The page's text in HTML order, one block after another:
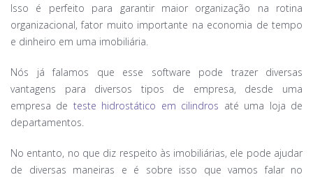
Isso é perfeito para garantir maior organização na rotina
organizacional, fator muito importante na economia de tempo
e dinheiro em uma imobiliária.
Nós já falamos que esse software pode trazer diversas
vantagens para diversos tipos de empresa, desde uma
empresa de teste hidrostático em cilindros até uma loja de
departamentos.
No entanto, no que diz respeito às imobiliárias, ele pode ajudar
de diversas maneiras e é sobre isso que vamos falar no